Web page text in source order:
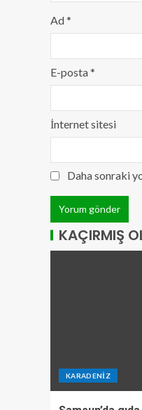
Ad*
E-posta*
İnternet sitesi
Daha sonraki
KAÇIRMIŞ
KARADENIZ